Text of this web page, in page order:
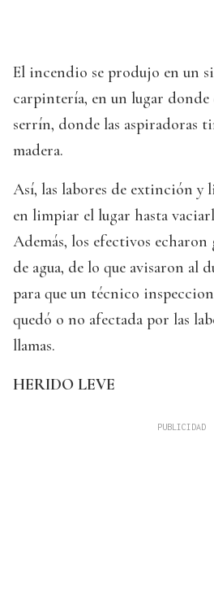
El incendio se produjo en un
carpintería, en un lugar donde
serrín, donde las aspiradoras
madera.
Así, las labores de extinción y
en limpiar el lugar hasta
Además, los efectivos echaron
de agua, de lo que avisaron al
para que un técnico
quedó o no afectada por las
llamas.
HERIDO LEVE